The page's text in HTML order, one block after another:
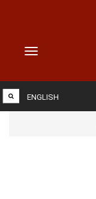
Toggle
ENGLISH